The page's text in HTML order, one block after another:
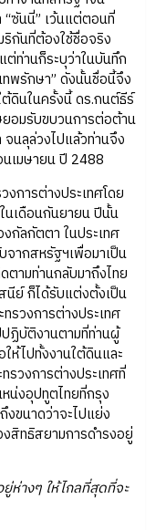
“ซันนี่” เว้นแต่ตอนที่
ริกันที่ต้องใช้ชื่อจริง
ต่ท่านก็ระบุว่าในบันทึก
ทพรักษา” ดังนั้นชื่อนี้จึง
ดินในครั้งนี้ ดร.กนต์ธีร์
ยอมรับขบวนการต่อต้าน
นลุล่วงไปแล้วท่านจึง
เมษายน ปี 2488
การต่างประเทศโดย
นเดือนกันยายน ปีนั้น
กัลกัตตา ในประเทศ
จากสหรัฐฯเพื่อมาเป็น
ตามท่านกลับมาถึงไทย
นีย์ ก็ได้รับแต่งตั้งเป็น
รวงการต่างประเทศ
ฏิบัติงานตามที่ท่านผู้
ห้ไปทั้งงานใต้ดินและ
รวงการต่างประเทศที่
น่งอุปทูตไทยที่กรุง
ขนาดว่าจะไปแย่ง
สิทธิสยามการดำรงอยู่
ห่างๆ ให้ไกลที่สุดที่จะ